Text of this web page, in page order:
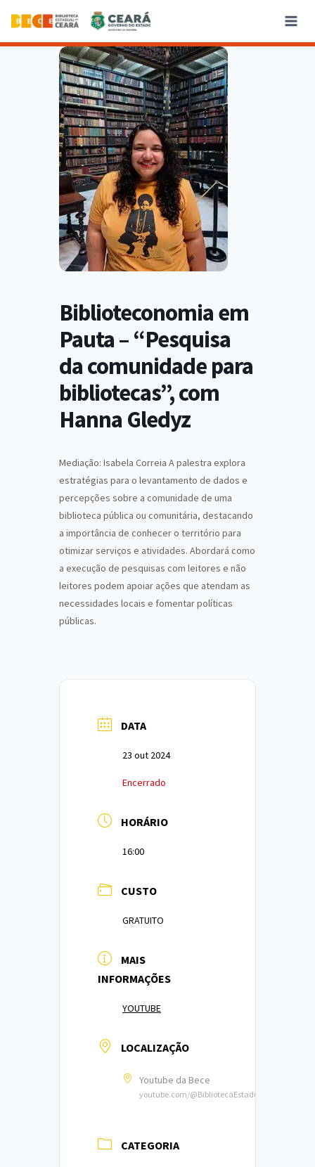
Biblioteconomia em
Pauta – “Pesquisa
da comunidade para
bibliotecas”, com
Hanna Gledyz
Mediação: Isabela Correia A palestra explora
estratégias para o levantamento de dados e
percepções sobre a comunidade de uma
biblioteca pública ou comunitária, destacando
a importância de conhecer o território para
otimizar serviços e atividades. Abordará como
a execução de pesquisas com leitores e não
leitores podem apoiar ações que atendam as
necessidades locais e fomentar políticas
públicas.
DATA
23 out 2024
Encerrado
HORÁRIO
16:00
CUSTO
GRATUITO
MAIS
INFORMAÇÕES
YOUTUBE
LOCALIZAÇÃO
Youtube da Bece
youtube.com/@BibliotecaEstadualdoCeara
CATEGORIA